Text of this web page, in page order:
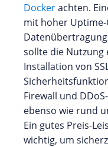
Dockerachten.
mit hoher
sollte die Nutzung
Installation von
Firewall und
ebenso wie rund
Ein gutes Preis-
wichtig, um